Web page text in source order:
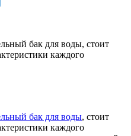
бак для воды, стоит
каждого
бак для воды, стоит
каждого